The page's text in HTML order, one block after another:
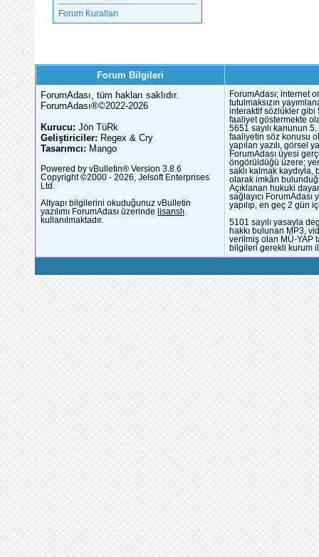
Forum Kuralları
Forum Bilgileri
ForumAdası, tüm hakları saklıdır.
ForumAdası®©2022-2026
Kurucu: Jön TüRk
Geliştiriciler: Regex & Cry
Tasarımcı: Mango
Powered by vBulletin® Version 3.8.6
Copyright ©2000 - 2026, Jelsoft Enterprises
Ltd.
Altyapı bilgilerini okuduğunuz vBulletin
yazılımı ForumAdası üzerinde lisanslı
kullanılmaktadır.
ForumAdası; internet
tutulmaksızın
interaktif sözlükler gibi
faaliyet göstermekte
5651 sayılı kanunun
faaliyetin söz konusu
yapılan yazılı, görsel
ForumAdası üyesi
öngörüldüğü üzere;
saklı kalmak
olarak imkân
Açıklanan hukuki
sağlayıcı
yapılıp, en geç 2 gün
5101 sayılı yasayla
hakkı bulunan MP3,
verilmiş olan MÜ-YAP
bilgileri gerekli kurum